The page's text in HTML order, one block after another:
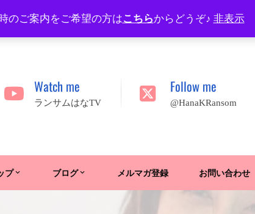
のご案内をご希望の方はこちらからどうぞ♪ 非表示
プロフィール FAQ
Watch me
ランサムはなTV
Follow me
@HanaKRansom
プ ブログ メルマガ登録 お問い合わせ